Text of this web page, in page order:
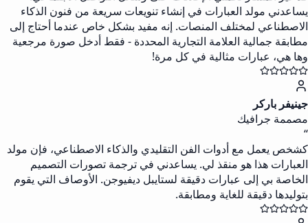
يساعدني مولد العبارات في إنشاء تنويعات سريعة من فنون الذكاء
الاصطناعي لمختلف المنصات. إنه مفيد بشكل خاص عندما أحتاج إلى
مطابقة جمالية العلامة التجارية المحددة - فقط أدخل صورة مرجعية
وها هي، عبارات مثالية في كل مرة!
جينيفر باركر
مصممة جرافيك
“
كشخص يعمل مع أدوات الفن التقليدي والذكاء الاصطناعي، فإن مولد
العبارات هذا هو منقذ لي. يساعدني في ترجمة تصورات التصميم
الخاصة بي إلى عبارات دقيقة لستايبل ديفيوجن. الأوصاف التي يقوم
بتوليدها دقيقة للغاية ومطابقة.